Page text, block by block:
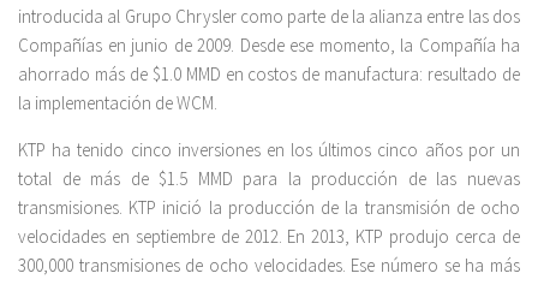
introducida al Grupo Chrysler como parte de la alianza entre las dos
Compañías en junio de 2009. Desde ese momento, la Compañía ha
ahorrado más de $1.0 MMD en costos de manufactura: resultado de
la implementación de WCM.
KTP ha tenido cinco inversiones en los últimos cinco años por un
total de más de $1.5 MMD para la producción de las nuevas
transmisiones. KTP inició la producción de la transmisión de ocho
velocidades en septiembre de 2012. En 2013, KTP produjo cerca de
300,000 transmisiones de ocho velocidades. Ese número se ha más